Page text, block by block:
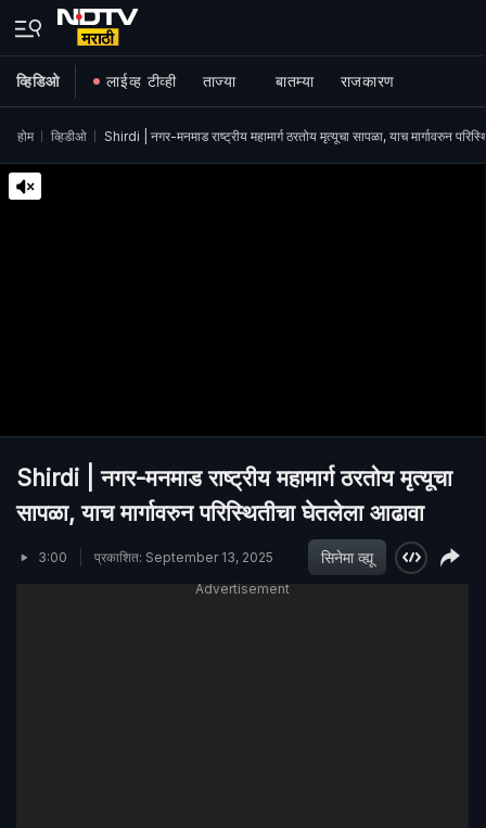
व्हिडिओ लाईव्ह टीव्ही ताज्या बातम्या राजकारण
होम व्हिडीओ Shirdi | नगर-मनमाड राष्ट्रीय महामार्ग ठरतोय मृत्यूचा सापळा, याच मार्गावरुन
Shirdi | नगर-मनमाड राष्ट्रीय महामार्ग ठरतोय मृत्यूचा
सापळा, याच मार्गावरुन परिस्थितीचा घेतलेला आढावा
3:00 प्रकाशित: September 13, 2025 सिनेमा व्ह्यू
Advertisement